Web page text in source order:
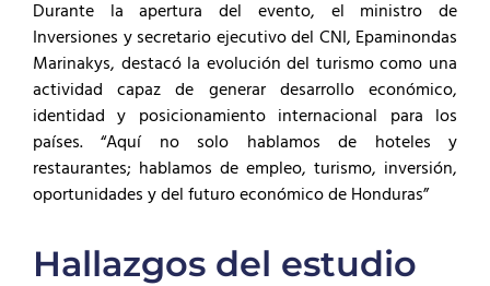
Durante la apertura del evento, el ministro de
Inversiones y secretario ejecutivo del CNI, Epaminondas
Marinakys, destacó la evolución del turismo como una
actividad capaz de generar desarrollo económico,
identidad y posicionamiento internacional para los
países. “Aquí no solo hablamos de hoteles y
restaurantes; hablamos de empleo, turismo, inversión,
oportunidades y del futuro económico de Honduras”
Hallazgos del estudio